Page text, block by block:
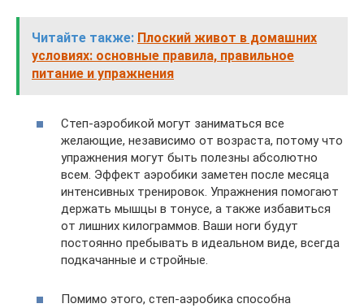
Читайте также: Плоский живот в домашних
условиях: основные правила, правильное
питание и упражнения
Степ-аэробикой могут заниматься все
желающие, независимо от возраста, потому что
упражнения могут быть полезны абсолютно
всем. Эффект аэробики заметен после месяца
интенсивных тренировок. Упражнения помогают
держать мышцы в тонусе, а также избавиться
от лишних килограммов. Ваши ноги будут
постоянно пребывать в идеальном виде, всегда
подкачанные и стройные.
Помимо этого, степ-аэробика способна